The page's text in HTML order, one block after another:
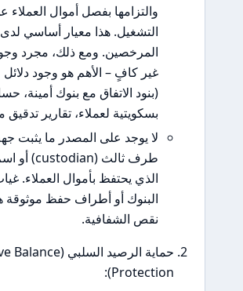
والتزامها بفصل أموال العملاء عن أموال
التشغيل. هذا معيار أساسي لدى الوسطاء
المرخصين. ومع ذلك، مجرد وجود وثيقة
غير كافٍ – الأهم هو وجود دلائل عملية
(بنود الاتفاق مع بنوك أمينة، حسابات
بسكويتية لعملاء، تقارير تدقيق مستقل).
لا يوجد على المصدر ما يثبت جهة حفظ
طرف ثالث (custodian) أو اسم البنك
الذي يحتفظ بأموال العملاء. غياب أسم
البنوك أو أطراف حفظ موثوقة هو علامة
نقص الشفافية.
حماية الرصيد السلبي (Negative Balance
Protection):